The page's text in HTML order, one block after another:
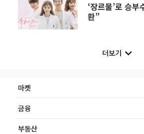
‘장르물’로 승
환”
더보기
마켓
금융
부동산